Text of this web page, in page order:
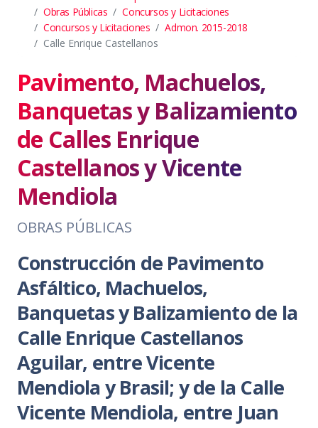
Obras Públicas
Concursos y Licitaciones
Concursos y Licitaciones
Admon. 2015-2018
Calle Enrique Castellanos
Pavimento, Machuelos,
Banquetas y Balizamiento
de Calles Enrique
Castellanos y Vicente
Mendiola
OBRAS PÚBLICAS
Construcción de Pavimento
Asfáltico, Machuelos,
Banquetas y Balizamiento de la
Calle Enrique Castellanos
Aguilar, entre Vicente
Mendiola y Brasil; y de la Calle
Vicente Mendiola, entre Juan